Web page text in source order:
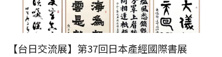
【台日交流展】第37回日本產經國際書展